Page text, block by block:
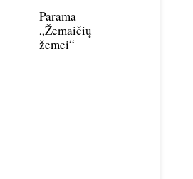
Parama
„Žemaičių
žemei“